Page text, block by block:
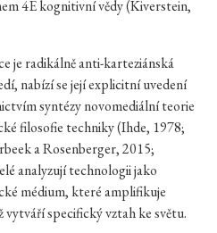
4E kognitivní vědy (Kiverstein,
je radikálně anti-karteziánská
nabízí se její explicitní uvedení
syntézy novomediální teorie
filosofie techniky (Ihde, 1978;
a Rosenberger, 2015;
analyzují technologii jako
médium, které amplifikuje
vytváří specifický vztah ke světu.